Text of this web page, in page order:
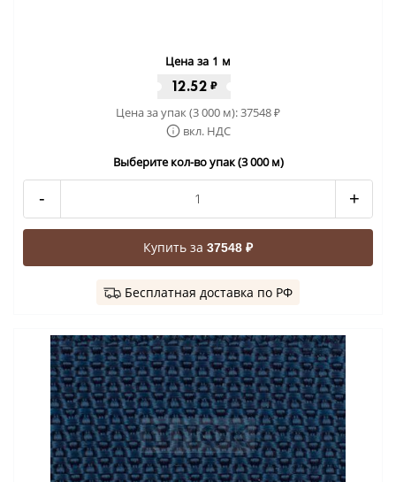
Цена за 1 м
12.52 ₽
Цена за упак (3 000 м):37548₽
вкл. НДС
Выберите кол-во упак (3 000 м)
- +
Купить за 37548 ₽
Бесплатная доставка по РФ